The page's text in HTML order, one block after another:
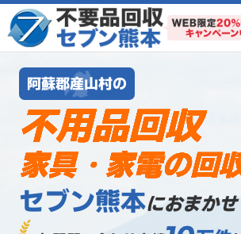
阿蘇郡産山村の
不用品回収
家具・家電の回
セブン熊本におまかせ